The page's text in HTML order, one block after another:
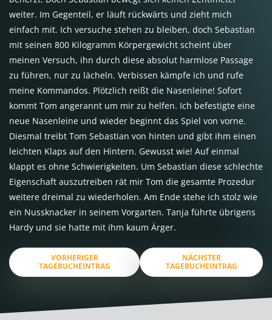
weiter. Im Gegenteil, er läuft rückwärts und zieht mich
einfach mit. Ich versuche stehen zu bleiben, doch Sebastian
mit seinen 800 Kilogramm Körpergewicht scheint über
meinen Versuch, ihn durch diese absolut harmlose Passage
zu führen, nur zu lächeln. Verbissen kämpfe ich und rufe
meine Kommandos. Plötzlich reißt die Nasenleine! Sofort
kommt Tom angerannt um mir zu helfen. Ich befestigte eine
neue Nasenleine und wieder beginnt das Spiel von vorne.
Diesmal treibt Tom Sebastian von hinten und gibt ihm einen
leichten Klaps auf den Hintern. Gewusst wie! Auf einmal
klappt es ohne Schwierigkeiten. Um Sebastian diese schlechte
Eigenschaft auszutreiben rät mir Tom die gesamte Prozedur
weitere dreimal zu wiederholen. Am Ende stehe ich stolz wie
ein Nussknacker in seinem Vorgarten. Tanja führte übrigens
Hardy und sie hatte mit ihm kaum Ärger.
VORHERIGER
TAGEBUCHEINTRAG
NÄCHSTER
TAGEBUCHEINTRAG